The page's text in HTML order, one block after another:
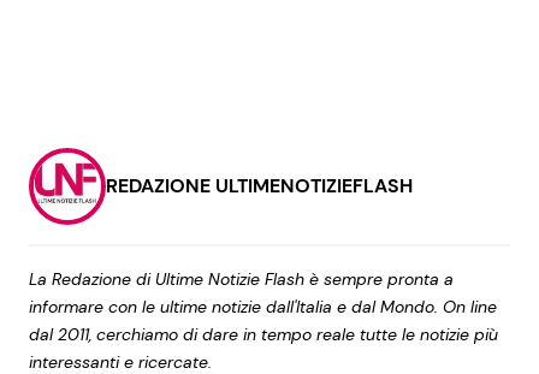
REDAZIONE ULTIMENOTIZIEFLASH
La Redazione di Ultime Notizie Flash è sempre pronta a
informare con le ultime notizie dall'Italia e dal Mondo. On line
dal 2011, cerchiamo di dare in tempo reale tutte le notizie più
interessanti e ricercate.